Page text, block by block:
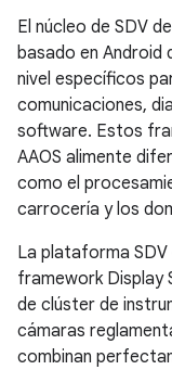
El núcleo de SDV
basado en Android
nivel específicos
comunicaciones,
software. Estos
AAOS alimente
como el
carrocería y los
La plataforma SDV
framework Display
de clúster de
cámaras
combinan